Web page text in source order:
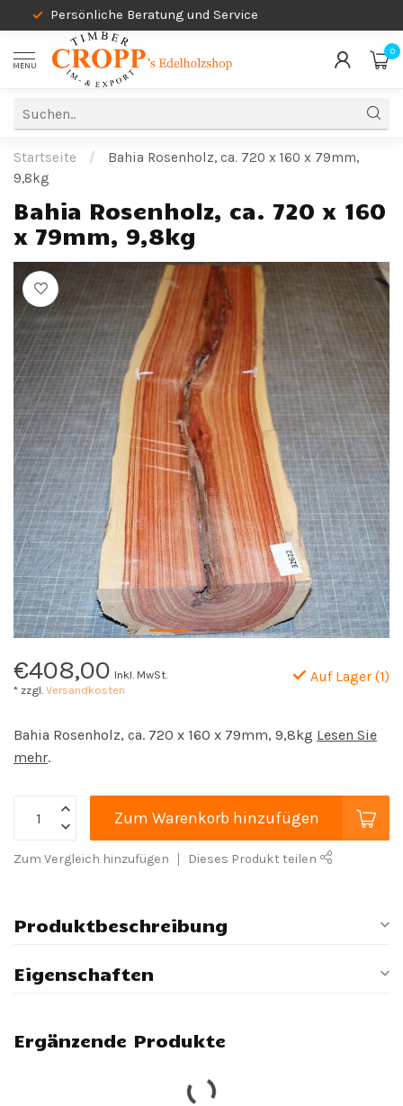
Persönliche Beratung und Service
MENU
0
Startseite /
Bahia Rosenholz, ca. 720 x 160 x 79mm,
9,8kg
Bahia Rosenholz, ca. 720 x 160
x 79mm, 9,8kg
€408,00 Inkl. MwSt.
* zzgl. Versandkosten
Auf Lager (1)
Bahia Rosenholz, ca. 720 x 160 x 79mm, 9,8kg Lesen Sie
mehr.
Zum Warenkorb hinzufügen
Zum Vergleich hinzufügen Dieses Produkt teilen
Produktbeschreibung
Eigenschaften
Ergänzende Produkte